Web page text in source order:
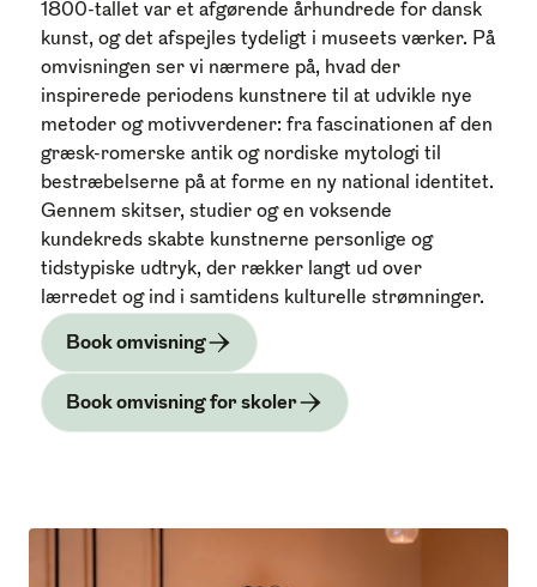
1800-tallet var et afgørende århundrede for dansk
kunst, og det afspejles tydeligt i museets værker. På
omvisningen ser vi nærmere på, hvad der
inspirerede periodens kunstnere til at udvikle nye
metoder og motivverdener: fra fascinationen af den
græsk-romerske antik og nordiske mytologi til
bestræbelserne på at forme en ny national identitet.
Gennem skitser, studier og en voksende
kundekreds skabte kunstnerne personlige og
tidstypiske udtryk, der rækker langt ud over
lærredet og ind i samtidens kulturelle strømninger.
Book omvisning
Book omvisning for skoler